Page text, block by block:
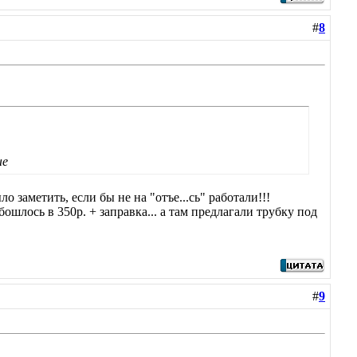
#8
заметить, если бы не на "отъе...сь" работали!!!
в 350р. + заправка... а там предлагали трубку под
#9